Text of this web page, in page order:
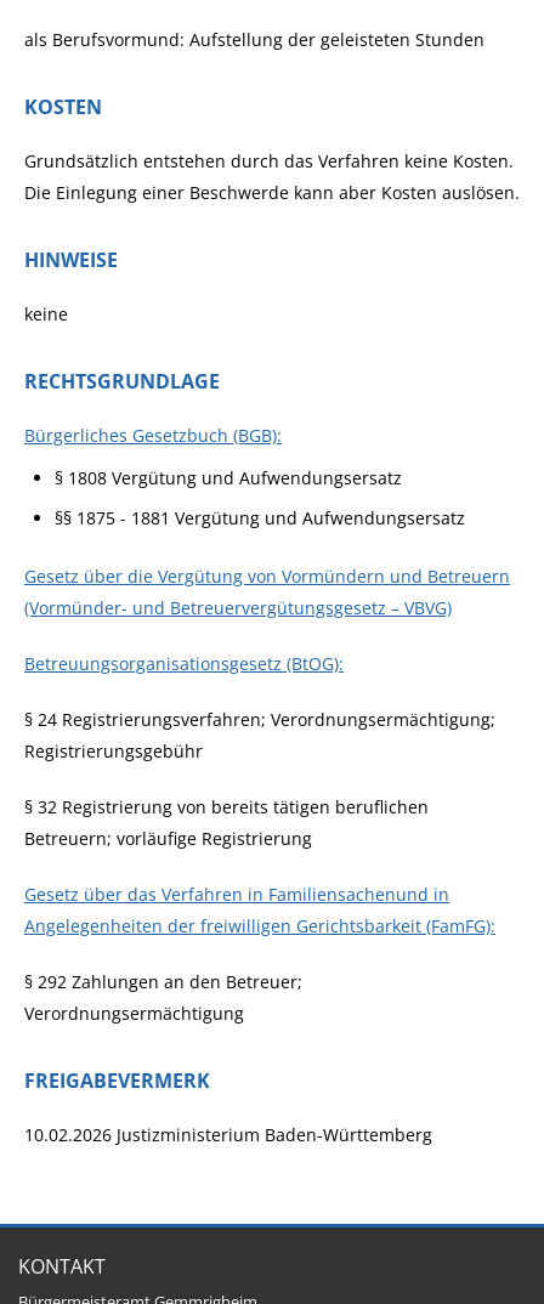
als Berufsvormund: Aufstellung der geleisteten Stunden
KOSTEN
Grundsätzlich entstehen durch das Verfahren keine Kosten.
Die Einlegung einer Beschwerde kann aber Kosten auslösen.
HINWEISE
keine
RECHTSGRUNDLAGE
Bürgerliches Gesetzbuch (BGB):
§ 1808Vergütung und Aufwendungsersatz
§§ 1875 - 1881 Vergütung und Aufwendungsersatz
Gesetz über die Vergütung von Vormündern und Betreuern
(Vormünder- und Betreuervergütungsgesetz – VBVG)
Betreuungsorganisationsgesetz (BtOG):
§ 24 Registrierungsverfahren; Verordnungsermächtigung;
Registrierungsgebühr
§ 32 Registrierung von bereits tätigen beruflichen
Betreuern; vorläufige Registrierung
Gesetz über das Verfahren in Familiensachenund in
Angelegenheiten der freiwilligen Gerichtsbarkeit (FamFG):
§ 292 Zahlungen an den Betreuer;
Verordnungsermächtigung
FREIGABEVERMERK
10.02.2026 Justizministerium Baden-Württemberg
KONTAKT